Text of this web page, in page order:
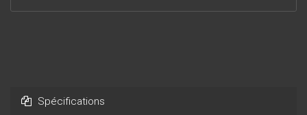
richesse du panorama étant accentuée par la sollicitation de
Spécifications